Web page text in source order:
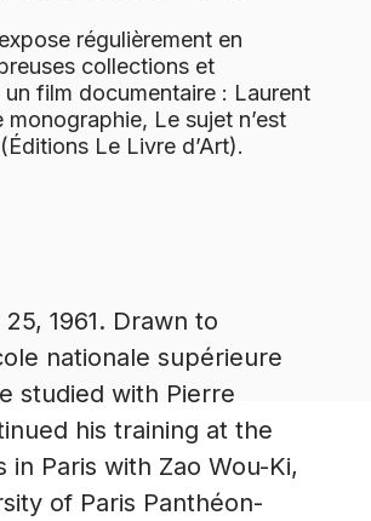
régulièrement en
collections et
film documentaire : Laurent
Le sujet n’est
Le Livre d’Art).
1961. Drawn to
nationale supérieure
studied with Pierre
his training at the
Paris with Zao Wou-Ki,
of Paris Panthéon-